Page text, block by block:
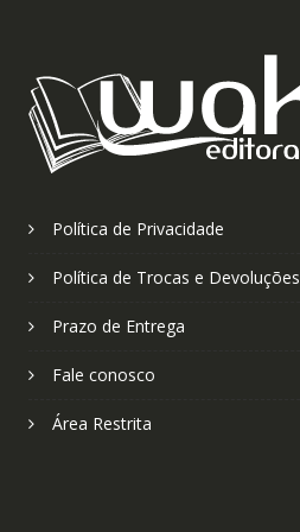
Política de Privacidade
Política de Trocas e Devoluções
Prazo de Entrega
Fale conosco
Área Restrita